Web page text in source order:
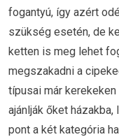
fogantyú, így azért
szükség esetén, de
ketten is meg lehet
megszakadni a
típusai már
ajánlják őket
pont a két kategória